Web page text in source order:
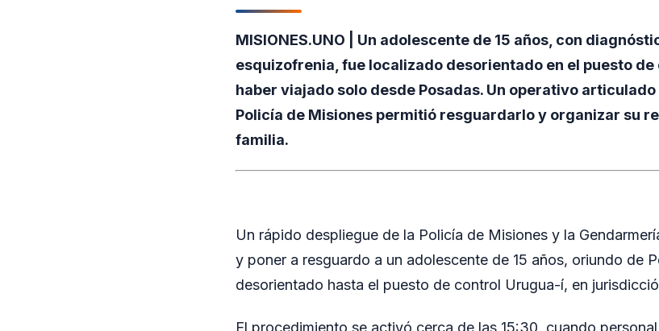
MISIONES.UNO | Un adolescente de 15 años, con
esquizofrenia, fue localizado desorientado en el puesto
haber viajado solo desde Posadas. Un operativo
Policía de Misiones permitió resguardarlo y organizar su
familia.
Un rápido despliegue de la Policía de Misiones y la
y poner a resguardo a un adolescente de 15 años, oriundo de
desorientado hasta el puesto de control Urugua-í, en